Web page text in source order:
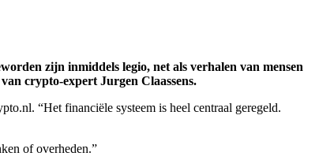
zijn inmiddels legio, net als verhalen van mensen
crypto-expert Jurgen Claassens.
“Het financiële systeem is heel centraal geregeld.
of overheden.”